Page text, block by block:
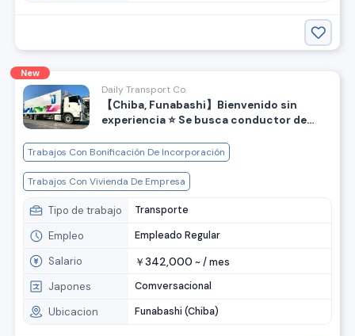
New
Daily Transport Co.
【Chiba, Funabashi】Bienvenido sin
experiencia ⭐️ Se busca conductor de
altos ingresos
Trabajos Con Bonificación De Incorporación
Trabajos Con Vivienda De Empresa
Tipo de trabajo Transporte
Empleo Empleado Regular
Salario ￥342,000 ~ /mes
Japones Comversacional
Ubicacion Funabashi (Chiba)